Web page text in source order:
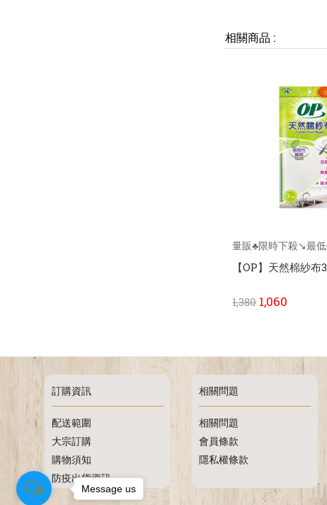
相關商品 :
量販♣限時下殺↘️最
【OP】天然棉紗
1,380 1,060
訂購資訊
配送範圍
大宗訂購
購物須知
防疫出貨資訊
相關問題
相關問題
會員條款
隱私權條款
Message us